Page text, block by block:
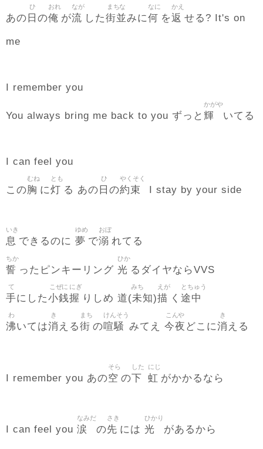
あの 日
ひ
の俺
おれ
が流
なが
した街並
まちな
みに何
なに
を返
かえ
せる? It's on
me
I remember you
You always bring me back to you ずっと 輝
かがや
いてる
I can feel you
この胸
むね
に灯
とも
る あの 日
ひ
の約束
やくそく
I stay by your side
息
いき
できるのに 夢
ゆめ
で溺
おぼ
れてる
誓
ちか
ったピンキーリング 光
ひか
るダイヤならVVS
手
て
にした小銭
こぜに
握
にぎ
りしめ 道(未知)
みち
描
えが
く 途中
とちゅう
沸
わ
いては消
き
える街
まち
の喧騒
けんそう
みてえ 今夜
こんや
どこに消
き
える
I remember you あの空
そら
の下
した
虹
にじ
がかかるなら
I can feel you 涙
なみだ
の先
さき
には 光
ひかり
があるから